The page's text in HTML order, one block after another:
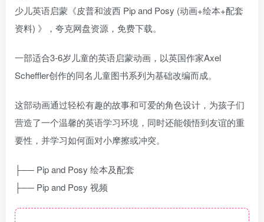
少儿英语启蒙《皮普和波西 Pip and Posy (动画+绘本+配套
资料) 》，夸克网盘资源，免费下载。
一部适合3-6岁儿童的英语启蒙动画，以英国作家Axel
Scheffler创作的同名儿童图书系列为基础改编而成。
这部动画通过轻松有趣的故事和可爱的角色设计，为孩子们
营造了一个温馨的英语学习环境，同时还能领悟到友谊的重
要性，并学习如何面对小摩擦或冲突。
├── Pip and Posy 绘本及配套
├── Pip and Posy 视频